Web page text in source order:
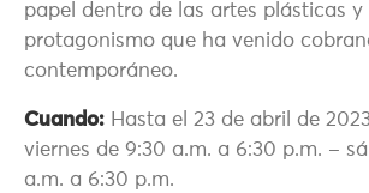
papel dentro de las artes plásticas y
protagonismo que ha venido
contemporáneo.
Cuando: Hasta el 23 de abril de
viernes de 9:30 a.m. a 6:30 p.m. –
a.m. a 6:30 p.m.